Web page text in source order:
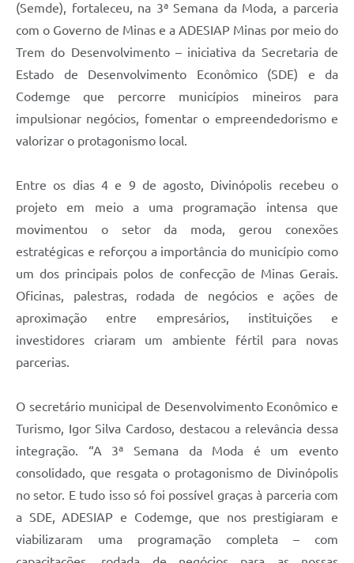
(Semde), fortaleceu, na 3ª Semana da Moda, a parceria
com o Governo de Minas e a ADESIAP Minas por meio do
Trem do Desenvolvimento – iniciativa da Secretaria de
Estado de Desenvolvimento Econômico (SDE) e da
Codemge que percorre municípios mineiros para
impulsionar negócios, fomentar o empreendedorismo e
valorizar o protagonismo local.
Entre os dias 4 e 9 de agosto, Divinópolis recebeu o
projeto em meio a uma programação intensa que
movimentou o setor da moda, gerou conexões
estratégicas e reforçou a importância do município como
um dos principais polos de confecção de Minas Gerais.
Oficinas, palestras, rodada de negócios e ações de
aproximação entre empresários, instituições e
investidores criaram um ambiente fértil para novas
parcerias.
O secretário municipal de Desenvolvimento Econômico e
Turismo, Igor Silva Cardoso, destacou a relevância dessa
integração. “A 3ª Semana da Moda é um evento
consolidado, que resgata o protagonismo de Divinópolis
no setor. E tudo isso só foi possível graças à parceria com
a SDE, ADESIAP e Codemge, que nos prestigiaram e
viabilizaram uma programação completa – com